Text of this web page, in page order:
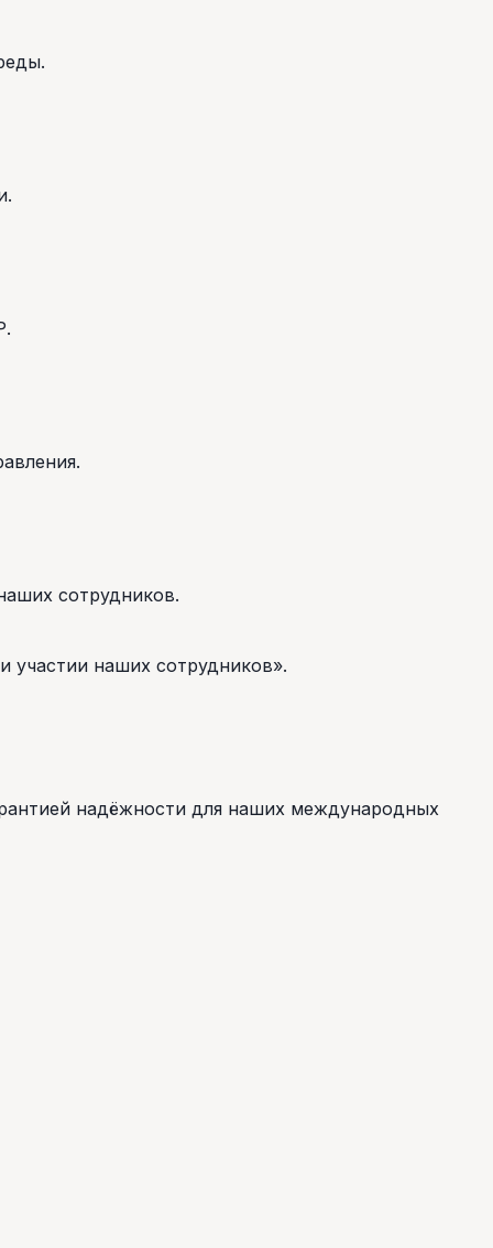
сотрудников.
участии наших сотрудников».
надёжности для наших международных